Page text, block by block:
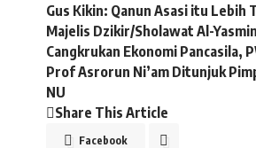
Gus Kikin: Qanun Asasi itu Lebih
Majelis Dzikir/Sholawat Al-
Cangkrukan Ekonomi Pancasila,
Prof Asrorun Ni’am Ditunjuk
NU
Share This Article
Facebook